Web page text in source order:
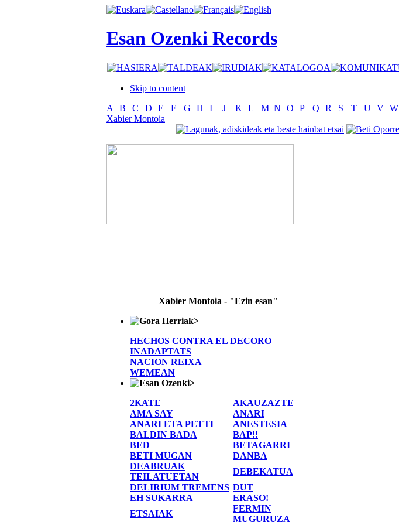
Esan Ozenki Records
Skip to content
A
B C D E F G H I J K L M N O P Q R S T U V W
Xabier Montoia
Xabier Montoia - "Ezin esan"
>
HECHOS CONTRA EL DECORO
INADAPTATS
NACION REIXA
WEMEAN
>
2KATE
AKAUZAZTE
AMA SAY
ANARI
ANARI ETA PETTI
ANESTESIA
BALDIN BADA
BAP!!
BED
BETAGARRI
BETI MUGAN
DANBA
DEABRUAK
TEILATUETAN
DEBEKATUA
DELIRIUM TREMENS DUT
EH SUKARRA
ERASO!
ETSAIAK
FERMIN
MUGURUZA